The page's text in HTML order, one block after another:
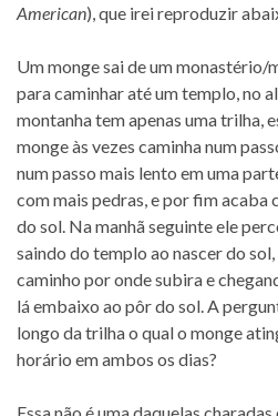
American), que irei reproduzir
Um monge sai de um monastério/
para caminhar até um templo, no
montanha tem apenas uma trilha,
monge às vezes caminha num
num passo mais lento em uma
com mais pedras, e por fim acaba
do sol. Na manhã seguinte ele
saindo do templo ao nascer do
caminho por onde subira e
lá embaixo ao pôr do sol. A
longo da trilha o qual o monge
horário em ambos os dias?